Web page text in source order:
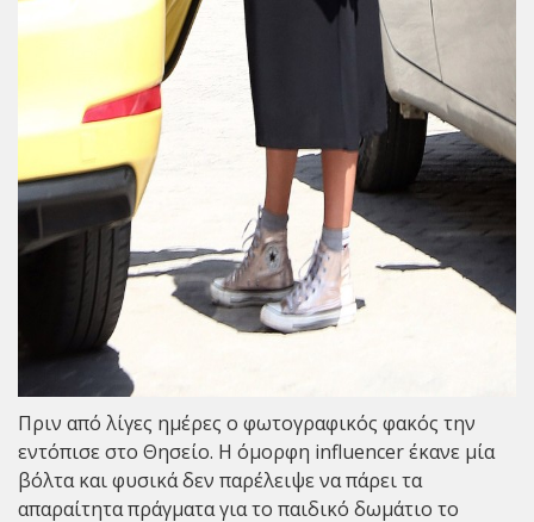
Πριν από λίγες ημέρες ο φωτογραφικός φακός την
εντόπισε στο Θησείο. Η όμορφη influencer έκανε μία
βόλτα και φυσικά δεν παρέλειψε να πάρει τα
απαραίτητα πράγματα για το παιδικό δωμάτιο το